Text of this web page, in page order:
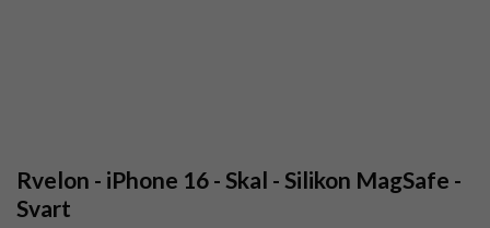
Rvelon - iPhone 16 - Skal - Silikon MagSafe -
Svart